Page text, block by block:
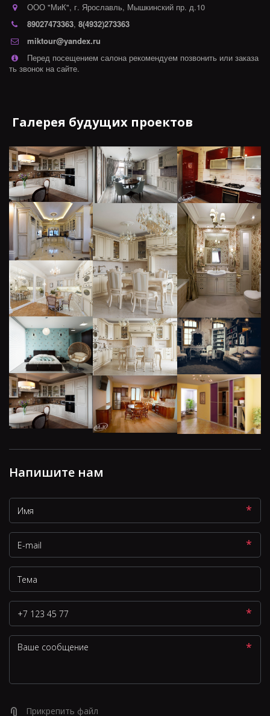
ООО "МиК", г. Ярославль, Мышкинский пр. д.10
89027473363, 8(4932)273363
miktour@yandex.ru
Перед посещением салона рекомендуем позвонить или заказа
ть звонок на сайте.
Галерея будущих проектов
Напишите нам
*
*
*
*
Прикрепить файл